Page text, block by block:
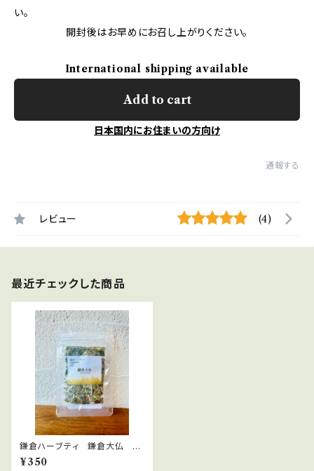
い。
開封後はお早めにお召し上がりください。
International shipping available
Add to cart
日本国内にお住まいの方向け
通報する
レビュー (4)
最近チェックした商品
鎌倉ハーブティ 鎌倉大仏
【ティーバッグ】1.5g×2bags
¥350